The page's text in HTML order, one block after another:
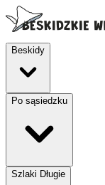
Beskidy
Po sąsiedzku
Szlaki Długie